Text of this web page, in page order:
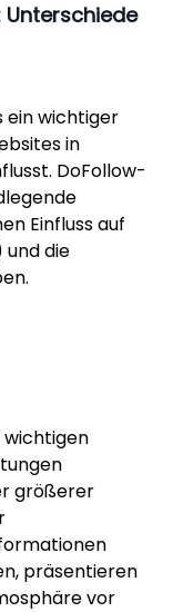
Unterschiede
ein wichtiger
in
DoFollow-
Einfluss auf
und die
wichtigen
größerer
präsentieren
vor